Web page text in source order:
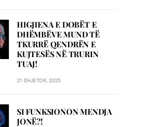
HIGJIENA E DOBËT E
DHËMBËVE MUND TË
TKURRË QENDRËN E
KUJTESËS NË TRURIN
TUAJ!
21 DHJETOR, 2025
SI FUNKSIONON MENDJA
JONË?!